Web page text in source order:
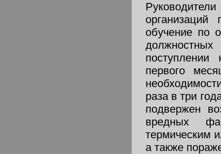
организаций
обучение по
первого
раза в три
подвержен
вредных
термическим
а также